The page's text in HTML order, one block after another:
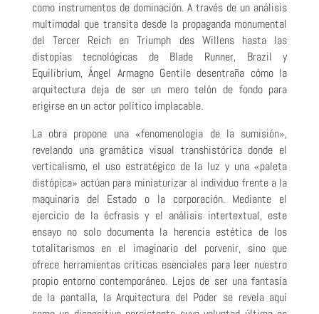
como instrumentos de dominación. A través de un análisis
multimodal que transita desde la propaganda monumental
del Tercer Reich en Triumph des Willens hasta las
distopías tecnológicas de Blade Runner, Brazil y
Equilibrium, Ángel Armagno Gentile desentraña cómo la
arquitectura deja de ser un mero telón de fondo para
erigirse en un actor político implacable.
La obra propone una «fenomenología de la sumisión»,
revelando una gramática visual transhistórica donde el
verticalismo, el uso estratégico de la luz y una «paleta
distópica» actúan para miniaturizar al individuo frente a la
maquinaria del Estado o la corporación. Mediante el
ejercicio de la écfrasis y el análisis intertextual, este
ensayo no solo documenta la herencia estética de los
totalitarismos en el imaginario del porvenir, sino que
ofrece herramientas críticas esenciales para leer nuestro
propio entorno contemporáneo. Lejos de ser una fantasía
de la pantalla, la Arquitectura del Poder se revela aquí